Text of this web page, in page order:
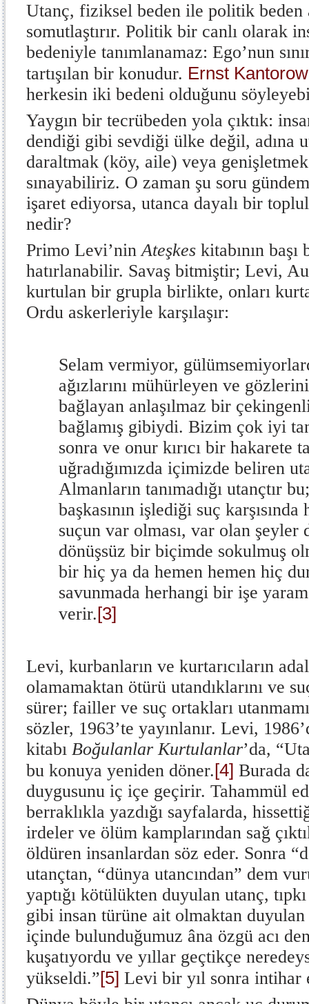
Utanç, fiziksel beden ile politik beden
somutlaştırır. Politik bir canlı olarak
bedeniyle tanımlanamaz: Ego’nun
tartışılan bir konudur. Ernst
herkesin iki bedeni olduğunu
Yaygın bir tecrübeden yola çıktık:
dendiği gibi sevdiği ülke değil, adına
daraltmak (köy, aile) veya
sınayabiliriz. O zaman şu soru
işaret ediyorsa, utanca dayalı bir
nedir?
Primo Levi’ninAteşkes kitabının
hatırlanabilir. Savaş bitmiştir; Levi,
kurtulan bir grupla birlikte, onları
Ordu askerleriyle karşılaşır:
Selam vermiyor,
ağızlarını mühürleyen ve
bağlayan anlaşılmaz bir
bağlamış gibiydi. Bizim çok iyi
sonra ve onur kırıcı bir hakarete
uğradığımızda içimizde beliren
Almanların tanımadığı utançtır
başkasının işlediği suç
suçun var olması, var olan şeyler
dönüşsüz bir biçimde sokulmuş
bir hiç ya da hemen hemen hiç
savunmada herhangi bir işe
verir.[3]
Levi, kurbanların ve kurtarıcıların
olamamaktan ötürü utandıklarını ve
sürer; failler ve suç ortakları
sözler, 1963’te yayınlanır. Levi,
kitabı Boğulanlar Kurtulanlar’da,
bu konuya yeniden döner.[4] Burada
duygusunu iç içe geçirir. Tahammül
berraklıkla yazdığı sayfalarda,
irdeler ve ölüm kamplarından sağ
öldüren insanlardan söz eder. Sonra
utançtan, “dünya utancından” dem
yaptığı kötülükten duyulan utanç,
gibi insan türüne ait olmaktan
içinde bulunduğumuz âna özgü acı
kuşatıyordu ve yıllar geçtikçe
yükseldi.”[5] Levi bir yıl sonra intihar